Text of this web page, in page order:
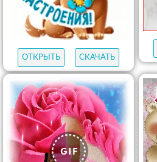
ОТКРЫТЬ СКАЧАТЬ